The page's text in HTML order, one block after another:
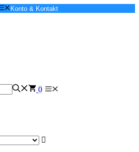
Konto & Kontakt
0 Menü